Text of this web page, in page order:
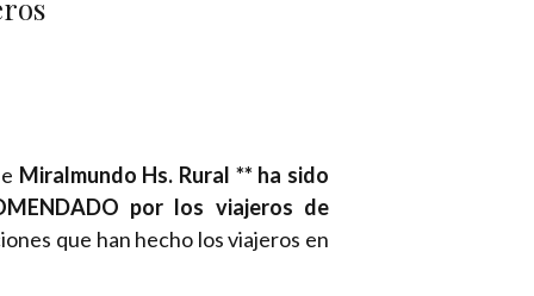
Miralmundo Hs. Rural ** ha sido
por los viajeros de
que han hecho los viajeros en